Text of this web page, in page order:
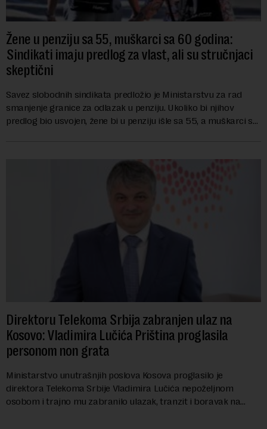
Žene u penziju sa 55, muškarci sa 60 godina:
Sindikati imaju predlog za vlast, ali su stručnjaci
skeptični
Savez slobodnih sindikata predložio je Ministarstvu za rad
smanjenje granice za odlazak u penziju. Ukoliko bi njihov
predlog bio usvojen, žene bi u penziju išle sa 55, a muškarci sa
Direktoru Telekoma Srbija zabranjen ulaz na
Kosovo: Vladimira Lučića Priština proglasila
personom non grata
Ministarstvo unutrašnjih poslova Kosova proglasilo je
direktora Telekoma Srbije Vladimira Lučića nepoželjnom
osobom i trajno mu zabranilo ulazak, tranzit i boravak na